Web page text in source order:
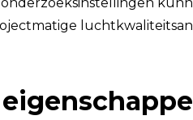
onderzoeksinstellingen